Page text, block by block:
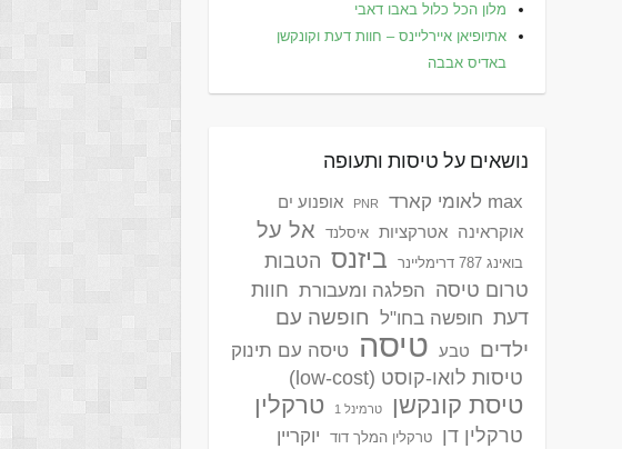
מלון הכל כלול באבו דאבי
אתיופיאן איירליינס – חוות דעת וקונקשן
באדיס אבבה
נושאים על טיסות ותעופה
max לאומי קארד PNR
אופנוע ים
אוקראינה
אטרקציות איסלנד אל על
בואינג 787 דרימליינר ביזנס הטבות
טרום טיסה
הפלגה ומעבורת חוות
דעת חופשה בחו"ל
חופשה עם
ילדים
טבע טיסה טיסה עם תינוק
טיסות לואו-קוסט (low-cost)
טיסת קונקשן טרמינל 1 טרקלין
טרקלין דן טרקלין המלך דוד יוקריין